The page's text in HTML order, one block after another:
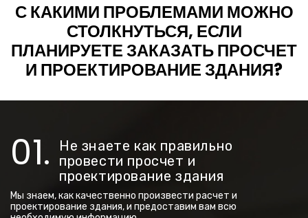
С КАКИМИ ПРОБЛЕМАМИ МОЖНО
СТОЛКНУТЬСЯ, ЕСЛИ
ПЛАНИРУЕТЕ ЗАКАЗАТЬ ПРОСЧЕТ
И ПРОЕКТИРОВАНИЕ ЗДАНИЯ?
Не знаете как правильно
провести просчет и
проектирование здания
Мы знаем, как качественно произвести расчет и
проектирование здания, и предоставим вам всю